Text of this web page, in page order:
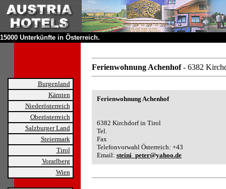
15000 Unterkünfte in Österreich.
Burgenland
Kärnten
Niederösterreich
Oberösterreich
Salzburger Land
Steiermark
Tirol
Vorarlberg
Wien
Ferienwohnung Achenhof- 6382
Ferienwohnung Achenhof
6382 Kirchdorf in Tirol
Tel.
Fax
Telefonvorwahl Österreich: +43
Email: steini_peter@yahoo.de